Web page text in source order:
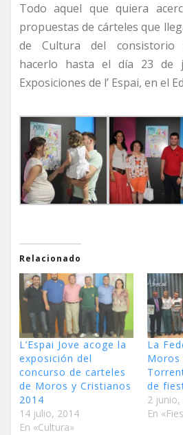
Todo aquel que quiera
propuestas de cárteles que
de Cultura del consistorio
hacerlo hasta el día 23 de
Exposiciones de l’ Espai, en el
Relacionado
L’Espai Jove acoge la
exposición del
concurso de carteles
de Moros y Cristianos
2014
14 julio, 2014
En «Cultura»
La
Moros
de
2 junio,
En